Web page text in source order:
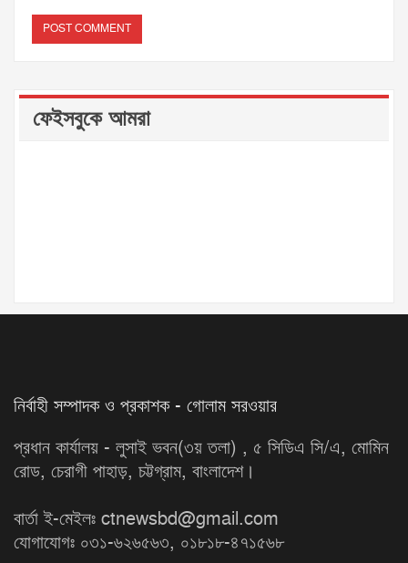
ফেইসবুকে আমরা
নির্বাহী সম্পাদক ও প্রকাশক - গোলাম সরওয়ার
প্রধান কার্যালয় - লুসাই ভবন(৩য় তলা) , ৫ সিডিএ সি/এ, মোমিন
রোড, চেরাগী পাহাড়, চট্টগ্রাম, বাংলাদেশ।
বার্তা ই-মেইলঃ ctnewsbd@gmail.com
যোগাযোগঃ ০৩১-৬২৬৫৬৩, ০১৮১৮-৪৭১৫৬৮